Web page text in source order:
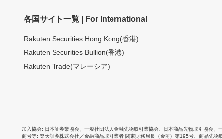
各国サイト一覧 | For International
Rakuten Securities Hong Kong(香港)
Rakuten Securities Bullion(香港)
Rakuten Trade(マレーシア)
加入協会 日本証券業協会 一般社団法人金融先物取引業協会 日本商品先物取引協会
商号等 楽天証券株式会社／金融商品取引業者 関東財務局長（金商）第195号、商品先物